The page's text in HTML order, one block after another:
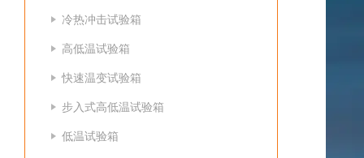
冷热冲击试验箱
高低温试验箱
快速温变试验箱
步入式高低温试验箱
低温试验箱